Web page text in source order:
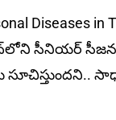
Diseases
సీనియర్ సీజనల్